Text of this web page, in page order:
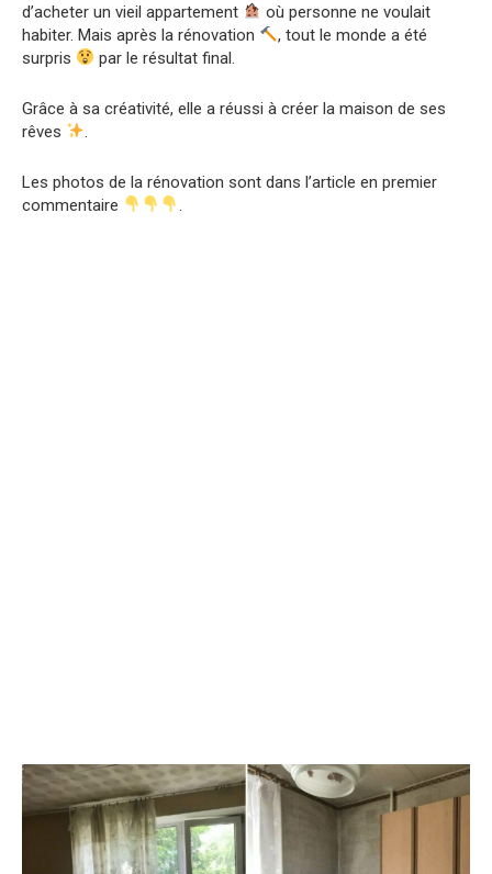
d’acheter un vieil appartement
où personne ne voulait
habiter. Mais après la rénovation
, tout le monde a été
surpris
par le résultat final.
Grâce à sa créativité, elle a réussi à créer la maison de ses
rêves
.
Les photos de la rénovation sont dans l’article en premier
commentaire
.